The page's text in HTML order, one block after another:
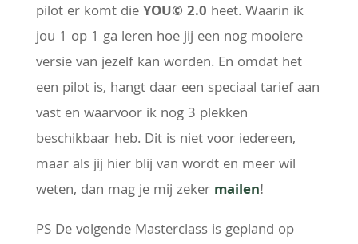
pilot er komt dieYOU© 2.0 heet. Waarin ik
jou 1 op 1 ga leren hoe jij een nog mooiere
versie van jezelf kan worden. En omdat het
een pilot is, hangt daar een speciaal tarief aan
vast en waarvoor ik nog 3 plekken
beschikbaar heb. Dit is niet voor iedereen,
maar als jij hier blij van wordt en meer wil
weten, dan mag je mij zeker mailen!
PS De volgende Masterclass is gepland op